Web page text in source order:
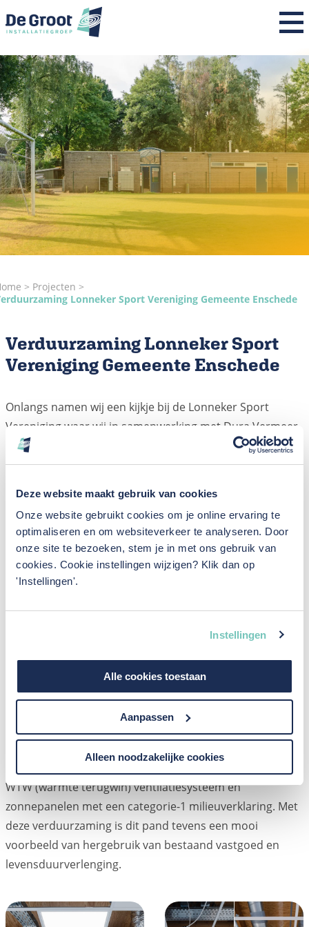
Deze website maakt gebruik van cookies
Onze website gebruikt cookies om je online ervaring te
optimaliseren en om websiteverkeer te analyseren. Door
onze site te bezoeken, stem je in met ons gebruik van
cookies. Cookie instellingen wijzigen? Klik dan op
'Instellingen'.
Instellingen
Alle cookies toestaan
Aanpassen
Alleen noodzakelijke cookies
Home
Over ons
Expertises
Projecten
Nieuws
Werken bij
Projecten
Lonneker Sport Vereniging Gemeente Enschede
Verduurzaming Lonneker Sport
Vereniging Gemeente Enschede
Onlangs namen wij een kijkje bij de Lonneker Sport
Vereniging waar wij in samenwerking met Dura Vermeer
Hengelo groot onderhoud plegen aan de installaties,
waarbij duurzaamheid centraal staat. De Gemeente
complete vastgoedportefeuille met als doelstelling in
2040 zo energieneutraal mogelijk te zijn.
Na dePathmoshal
van het project is het behalen van een GPR-score van 10
op energie. Om hieraan te voldoen moet het pand net
Om dit te realiseren zijn eerst de verouderde
verwarmings- en douchesystemen, sanitair en alle
elektra verwijderd. Deze zijn vervangen voor duurzamere
en douchesysteem op basis van warmtepompen, een
WTW (warmte terugwin) ventilatiesysteem en
zonnepanelen met een categorie-1 milieuverklaring. Met
deze verduurzaming is dit pand tevens een mooi
voorbeeld van hergebruik van bestaand vastgoed en
levensduurverlenging.